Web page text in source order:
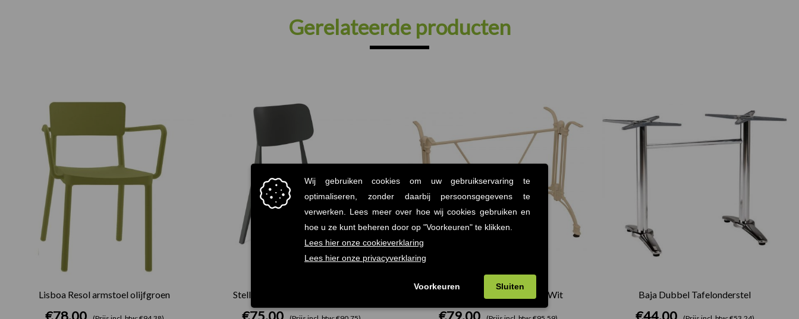
Gerelateerde producten
Lisboa Resol armstoel olijfgroen
€78.00
Stellar Terrasstoel Antraciet Grijs
€75.00
Desi Dubbel Tafelonderstel Wit
€79.00
Baja Dubbel Tafelonderstel
€44.00